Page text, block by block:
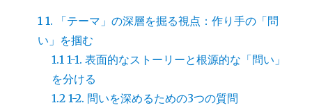
1 1. 「テーマ」の深層を掘る視点：作り手の「問
い」を掴む
1.1 1-1. 表面的なストーリーと根源的な「問い」
を分ける
1.2 1-2. 問いを深めるための3つの質問